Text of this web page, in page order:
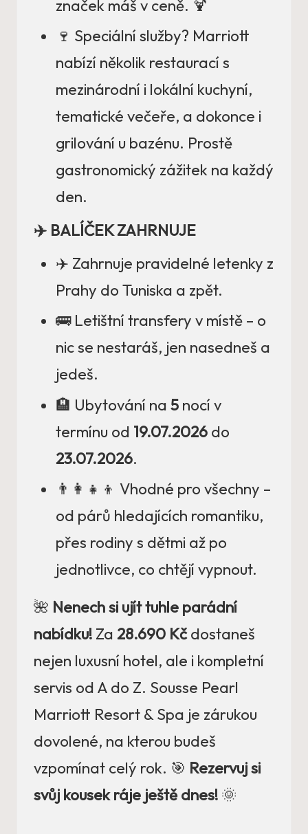
značek máš v ceně. 🍹
🍷 Speciální služby? Marriott
nabízí několik restaurací s
mezinárodní i lokální kuchyní,
tematické večeře, a dokonce i
grilování u bazénu. Prostě
gastronomický zážitek na každý
den.
✈️ BALÍČEK ZAHRNUJE
✈️ Zahrnuje pravidelné letenky z
Prahy do Tuniska a zpět.
🚌 Letištní transfery v místě – o
nic se nestaráš, jen nasedneš a
jedeš.
🏨 Ubytování na 5 nocí v
termínu od 19.07.2026 do
23.07.2026.
👨‍👩‍👧‍👦 Vhodné pro všechny –
od párů hledajících romantiku,
přes rodiny s dětmi až po
jednotlivce, co chtějí vypnout.
🌺 Nenech si ujít tuhle parádní
nabídku! Za 28.690 Kčdostaneš
nejen luxusní hotel, ale i kompletní
servis od A do Z. Sousse Pearl
Marriott Resort & Spa je zárukou
dovolené, na kterou budeš
vzpomínat celý rok. 🎯 Rezervuj si
svůj kousek ráje ještě dnes! 🌞